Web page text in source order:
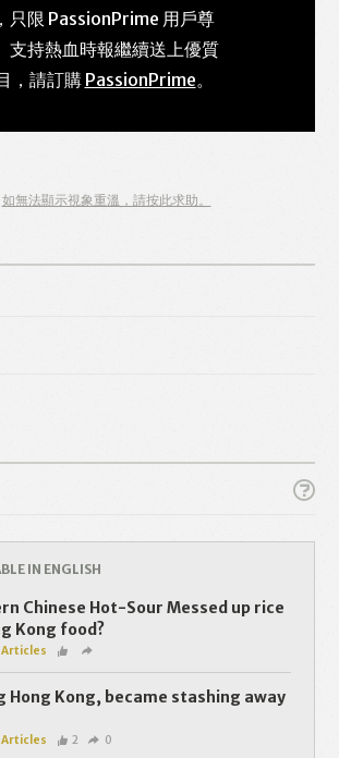
WhatsApp Email
只限 PassionPrime 用戶尊
支持熱血時報繼續送上優質
，請訂購 PassionPrime。
如無法顯示視象重溫，請按此求助。
IN ENGLISH
Chinese Hot-Sour Messed up rice
Kong food?
Hong Kong, became stashing away
2 0